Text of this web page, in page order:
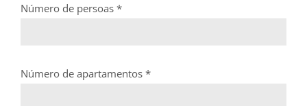
Número de persoas *
Número de apartamentos *